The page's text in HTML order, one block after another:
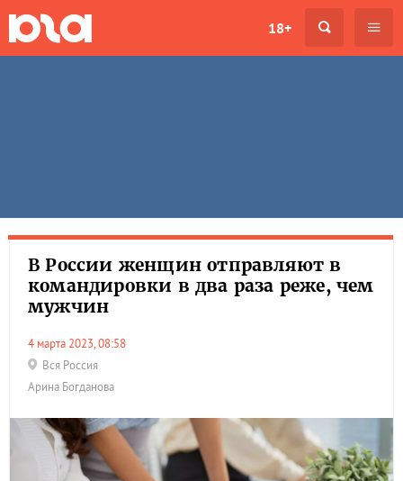
18+
В России женщин отправляют в
командировки в два раза реже, чем
мужчин
4 марта 2023, 08:58
Вся Россия
Арина Богданова